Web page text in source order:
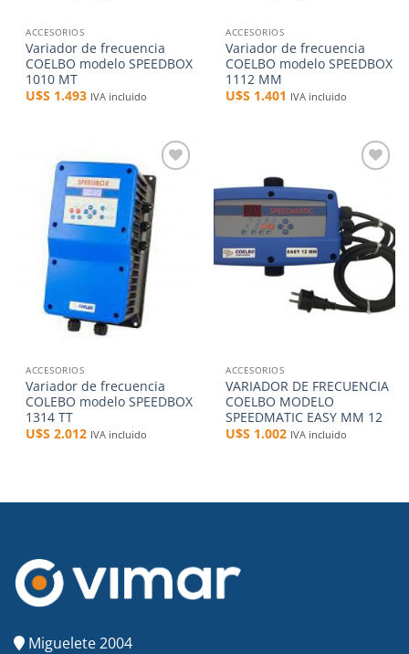
ACCESORIOS
Variador de frecuencia
COELBO modelo SPEEDBOX
1010 MT
U$S 1.493 IVA incluido
ACCESORIOS
Variador de frecuencia
COELBO modelo SPEEDBOX
1112 MM
U$S 1.401 IVA incluido
Añadir
lista de
deseos
ACCESORIOS
Variador de frecuencia
COLEBO modelo SPEEDBOX
1314 TT
U$S2.012 IVA incluido
lista de
deseos
ACCESORIOS
VARIADOR DE FRECUENCIA
COELBO MODELO
SPEEDMATIC EASY MM 12
U$S 1.002 IVA incluido
Miguelete 2004